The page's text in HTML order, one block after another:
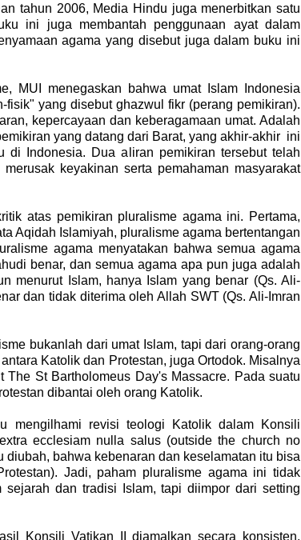
tahun 2006, Media Hindu juga menerbitkan satu
ini juga membantah penggunaan ayat dalam
agama yang disebut juga dalam buku ini
MUI menegaskan bahwa umat Islam Indonesia
yang disebut ghazwul fikr (perang pemikiran).
kepercayaan dan keberagamaan umat. Adalah
yang datang dari Barat, yang akhir-akhir ini
di Indonesia. Dua aliran pemikiran tersebut telah
keyakinan serta pemahaman masyarakat
atas pemikiran pluralisme agama ini. Pertama,
Aqidah Islamiyah, pluralisme agama bertentangan
agama menyatakan bahwa semua agama
benar, dan semua agama apa pun juga adalah
menurut Islam, hanya Islam yang benar (Qs. Ali-
dan tidak diterima oleh Allah SWT (Qs. Ali-Imran
bukanlah dari umat Islam, tapi dari orang-orang
Katolik dan Protestan, juga Ortodok. Misalnya
St Bartholomeus Day's Massacre. Pada suatu
dibantai oleh orang Katolik.
mengilhami revisi teologi Katolik dalam Konsili
ecclesiam nulla salus (outside the church no
bahwa kebenaran dan keselamatan itu bisa
Jadi, paham pluralisme agama ini tidak
dan tradisi Islam, tapi diimpor dari setting
Konsili Vatikan II diamalkan secara konsisten,